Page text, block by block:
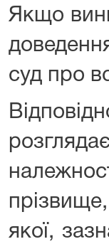
Якщо
суд про
якої,